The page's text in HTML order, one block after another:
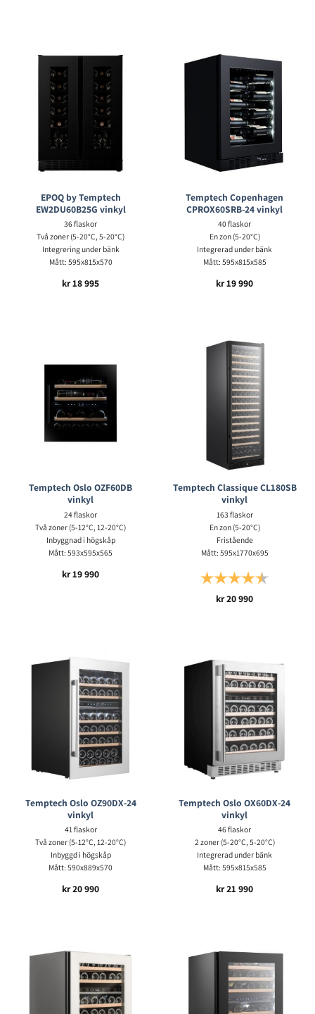
EPOQ by Temptech
EW2DU60B25G vinkyl
36 flaskor
Två zoner (5-20°C, 5-20°C)
Integrering under bänk
Mått: 595x815x570
kr18 995
Temptech Copenhagen
CPROX60SRB-24 vinkyl
40 flaskor
En zon (5-20°C)
Integrerad under bänk
Mått: 595x815x585
kr19 990
Temptech Oslo OZF60DB
vinkyl
24 flaskor
Två zoner (5-12°C, 12-20°C)
Inbyggnad i högskåp
Mått: 593x595x565
kr19 990
Temptech Classique CL180SB
vinkyl
163 flaskor
En zon (5-20°C)
Fristående
Mått: 595x1770x695
Betyg:
kr20 990
Temptech Oslo OZ90DX-24
vinkyl
41 flaskor
Två zoner (5-12°C, 12-20°C)
Inbyggd i högskåp
Mått: 590x889x570
kr20 990
Temptech Oslo OX60DX-24
vinkyl
46 flaskor
2 zoner (5-20°C, 5-20°C)
Integrerad under bänk
Mått: 595x815x585
kr21 990